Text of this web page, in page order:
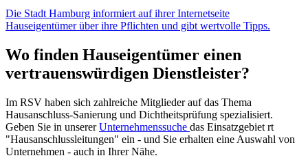
Die Stadt Hamburg informiert auf ihrer Internetseite
Hauseigentümer über ihre Pflichten und gibt wertvolle Tipps.
Wo finden Hauseigentümer einen
vertrauenswürdigen Dienstleister?
Im RSV haben sich zahlreiche Mitglieder auf das Thema
Hausanschluss-Sanierung und Dichtheitsprüfung spezialisiert.
Geben Sie in unsererUnternehmenssuche das Einsatzgebiet rt
"Hausanschlussleitungen" ein - und Sie erhalten eine Auswahl von
Unternehmen - auch in Ihrer Nähe.